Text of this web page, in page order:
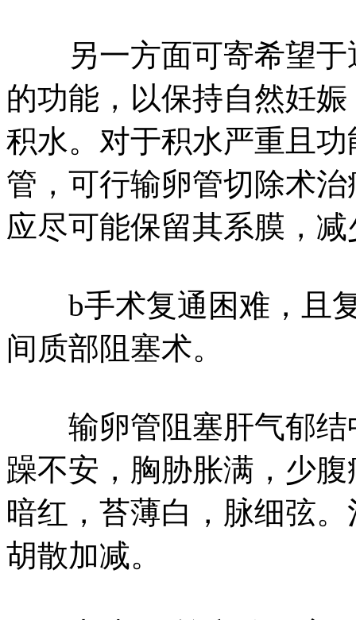
另一方面可寄希望于
的功能，以保持自然妊
积水。对于积水严重且
管，可行输卵管切除术
应尽可能保留其系膜，
b手术复通困难，且复
间质部阻塞术。
输卵管阻塞肝气郁结
躁不安，胸胁胀满，少
暗红，苔薄白，脉细弦
胡散加减。